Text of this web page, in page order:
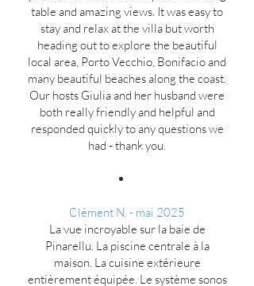
table and amazing views. It was easy to
stay and relax at the villa but worth
heading out to explore the beautiful
local area, Porto Vecchio, Bonifacio and
many beautiful beaches along the coast.
Our hosts Giulia and her husband were
both really friendly and helpful and
responded quickly to any questions we
had - thank you.
Clément N. - mai 2025
La vue incroyable sur la baie de
Pinarellu. La piscine centrale à la
maison. La cuisine extérieure
entièrement équipée. Le système sonos